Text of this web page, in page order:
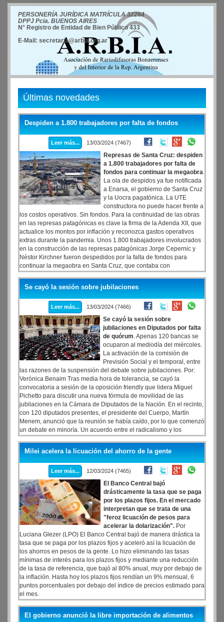
PERSONERÍA JURÍDICA MATRÍCULA 32264
DPPJ Pcia. BUENOS AIRES
N° Registro de Entidad de Bien Público 433
E-Mail: secretaria@arbia.org.ar
Últimas novedades
Despiden a 1.800 trabajadores por falta de fondos
Leer más... 13/03/2024 (7467)
Represas de Santa Cruz: despiden
a 1.800 trabajadores por falta de
fondos para continuar la megaobra.
La ola de despidos ya fue notificada
a Enarsa, el gobierno de Santa Cruz
y la Uocra pagatónica. La UTE
constructora no puede hacer frente a
los costos operativos. Sin fondos. Para la continuidad de las obras
en las represas patagónicas es clave la firma de la Adenda XII, que
actualice los montos por inflación y reconozca gastos operativos
extras durante la pandemia. Unos 1.800 trabajadores involucrados
en la construcción de las represas patagónicas Jorge Cepernic y
Néstor Kirchner fueron despedidos por la falta de fondos para
continuar la megaobra en Santa Cruz, que contaba con
financiamiento externo.
Se cayó la sesión sobre jubilaciones
Leer más... 13/03/2024 (7466)
Se cayó la sesión sobre
jubilaciones en Diputados por falta
de quórum. Apenas 120 bancas se
ocuparon al mediodía del miércoles.
La activación de la comisión de
Previsión Social y el temporal, entre
las razones de la suspensión del debate sobre jubilaciones. Por:
Verónica Benaim Tras media hora de tolerancia, se cayó la
convocatoria a sesión de la oposición friendly que lidera Miguel
Pichetto para discutir una nueva fórmula de movilidad de las
jubilaciones en la Cámara de Diputados de la Nación. En el recinto,
con 120 diputados presentes, el presidente del Cuerpo, Martín
Menem, anunció que la reunión se había caído, por lo que comenzó
un debate en minoría. Un acuerdo entre el radicalismo y los
libertarios de poner en marcha la comisión de Previsión Social este
mismo miércoles contribuyó al oficialismo para que no se concrete
la sesión que pretendía votar un emplazamiento del proyecto del
Ejecutivo a comisiones.
Milei acelera la licuación del ahorro de la gente
Leer más... 12/03/2024 (7465)
El Banco Central bajó
drásticamente la tasa que se paga
por los plazos fijos. En el mercado
interpretan que se trata de una
"feroz licuación de pesos para
acelerar la dolarización". Por
Luciana Glezer (LPO) El Banco Central bajó de manera drástica la
tasa que se paga por los plazos fijos y aceleró así la licuación de
los ahorros en pesos de la gente. Lo hizo eliminando las tasas
mínimas de interés para los plazos fijos y mediante una reducción
de la tasa de referencia, que bajó al 80% anual, muy por debajo de
la inflación. Hasta hoy los plazos fijos rendían un 9% mensual, 6
puntos porcentuales por debajo del índice de precios estimado para
el mes.
El gobierno anunció la libre importación de alimentos